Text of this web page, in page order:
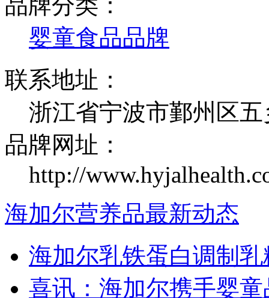
婴童食品品牌
联系地址：
浙江省宁波市鄞州区
品牌网址：
http://
海加尔营养品最新动态
海加尔乳铁蛋白调制
喜讯：海加尔携手婴